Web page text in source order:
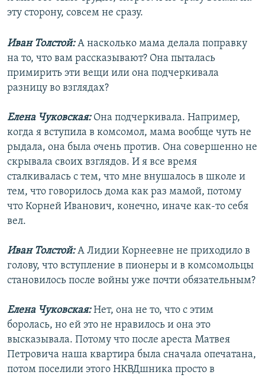
эту сторону, совсем не сразу.
Иван Толстой:А насколько мама делала поправку
на то, что вам рассказывают? Она пыталась
примирить эти вещи или она подчеркивала
разницу во взглядах?
Елена Чуковская:Она подчеркивала. Например,
когда я вступила в комсомол, мама вообще чуть не
рыдала, она была очень против. Она совершенно не
скрывала своих взглядов. И я все время
сталкивалась с тем, что мне внушалось в школе и
тем, что говорилось дома как раз мамой, потому
что Корней Иванович, конечно, иначе как-то себя
вел.
Иван Толстой:А Лидии Корнеевне не приходило в
голову, что вступление в пионеры и в комсомольцы
становилось после войны уже почти обязательным?
Елена Чуковская:Нет, она не то, что с этим
боролась, но ей это не нравилось и она это
высказывала. Потому что после ареста Матвея
Петровича наша квартира была сначала опечатана,
потом поселили этого НКВДшника просто в